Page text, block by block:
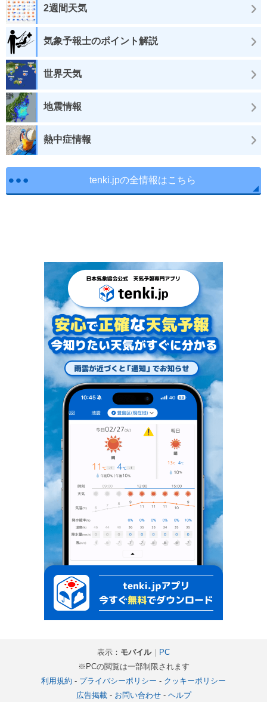
2週間天気
気象予報士のポイント解説
世界天気
地震情報
熱中症情報
tenki.jpの全情報はこちら
表示： モバイル｜ PC
※PCの閲覧は一部制限されます
利用規約 - プライバシーポリシー - クッキーポリシー
広告掲載- お問い合わせ- ヘルプ